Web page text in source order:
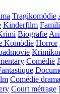
Tragikomödie
Kinderfilm
Biografie
Komödie Horror
Comédie
Comédie
Court métrage